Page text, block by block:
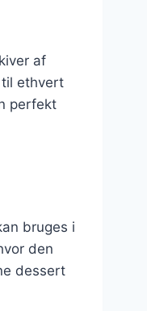
af
ethvert
perfekt
bruges i
den
dessert